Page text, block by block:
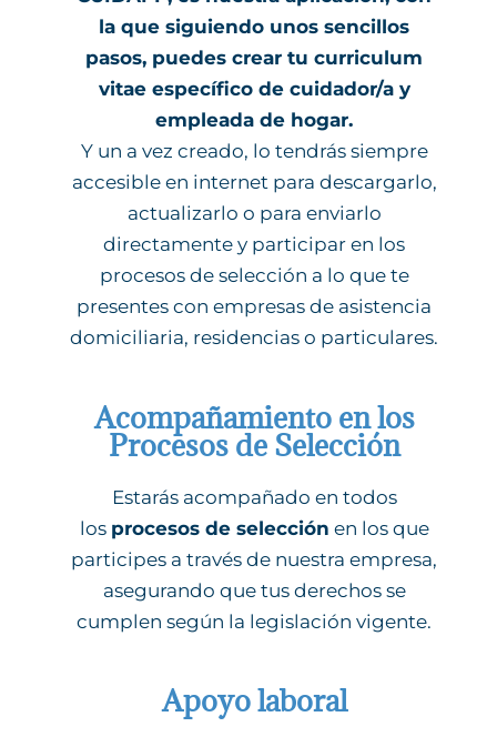
la que siguiendo unos sencillos
pasos, puedes crear tu curriculum
vitae específico de cuidador/a y
empleada de hogar.
Y un a vez creado, lo tendrás siempre
accesible en internet para descargarlo,
actualizarlo o para enviarlo
directamente y participar en los
procesos de selección a lo que te
presentes con empresas de asistencia
domiciliaria, residencias o particulares.
Acompañamiento en los
Procesos de Selección
Estarás acompañado en todos
los procesos de selección en los que
participes a través de nuestra empresa,
asegurando que tus derechos se
cumplen según la legislación vigente.
Apoyo laboral